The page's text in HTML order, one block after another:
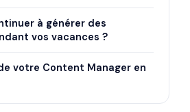
à générer des
vos vacances ?
votre Content Manager en